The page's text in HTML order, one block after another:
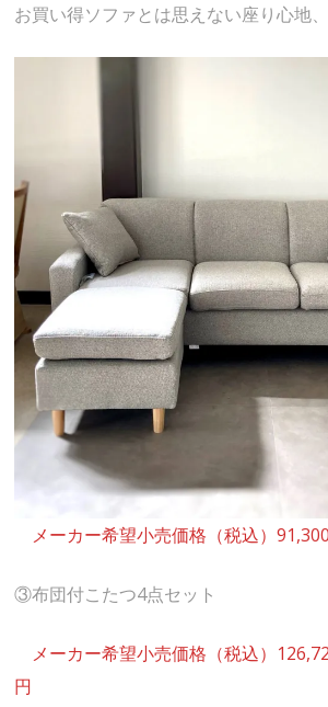
お買い得ソファとは思えない座り心地
メーカー希望小売価格（税込）
③布団付こたつ4点セット
メーカー希望小売価格（税込）
円